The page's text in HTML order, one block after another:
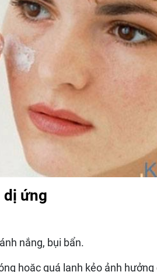
dị ứng
nắng, bụi bẩn.
hoặc quá lạnh kẻo ảnh hưởng